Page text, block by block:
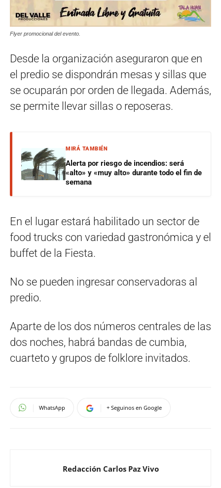
Flyer promocional del evento.
Desde la organización aseguraron que en
el predio se dispondrán mesas y sillas que
se ocuparán por orden de llegada. Además,
se permite llevar sillas o reposeras.
MIRÁ TAMBIÉN
Alerta por riesgo de incendios: será
«alto» y «muy alto» durante todo el fin de
semana
En el lugar estará habilitado un sector de
food trucks con variedad gastronómica y el
buffet de la Fiesta.
No se pueden ingresar conservadoras al
predio.
Aparte de los dos números centrales de las
dos noches, habrá bandas de cumbia,
cuarteto y grupos de folklore invitados.
WhatsApp + Seguinos en Google
Redacción Carlos Paz Vivo